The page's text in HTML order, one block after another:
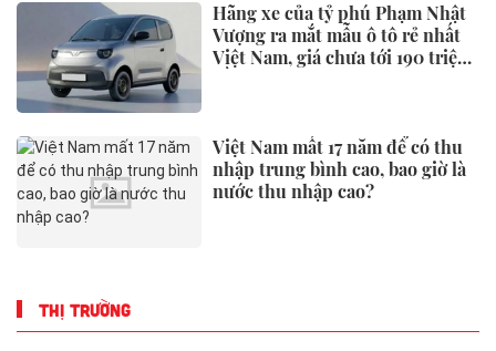
Hãng xe của tỷ phú Phạm Nhật
Vượng ra mắt mẫu ô tô rẻ nhất
Việt Nam, giá chưa tới 190 triệu
Việt Nam mất 17 năm để có thu
nhập trung bình cao, bao giờ là
nước thu nhập cao?
THỊ TRƯỜNG